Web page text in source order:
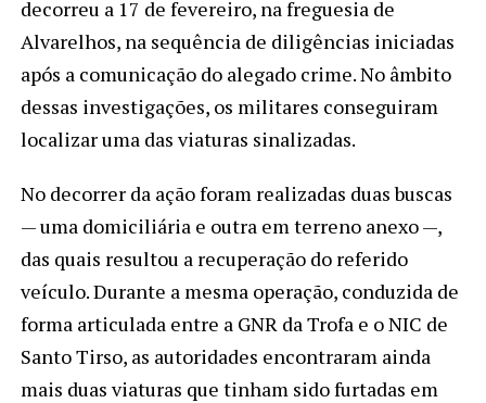
decorreu a 17 de fevereiro, na freguesia de
Alvarelhos, na sequência de diligências iniciadas
após a comunicação do alegado crime. No âmbito
dessas investigações, os militares conseguiram
localizar uma das viaturas sinalizadas.
No decorrer da ação foram realizadas duas buscas
— uma domiciliária e outra em terreno anexo —,
das quais resultou a recuperação do referido
veículo. Durante a mesma operação, conduzida de
forma articulada entre a GNR da Trofa e o NIC de
Santo Tirso, as autoridades encontraram ainda
mais duas viaturas que tinham sido furtadas em